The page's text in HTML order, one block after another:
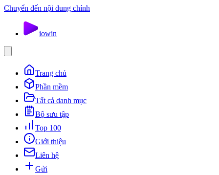
Chuyển đến nội dung chính
iowin
Trang chủ
Phần mềm
Tất cả danh mục
Bộ sưu tập
Top 100
Giới thiệu
Liên hệ
Gửi